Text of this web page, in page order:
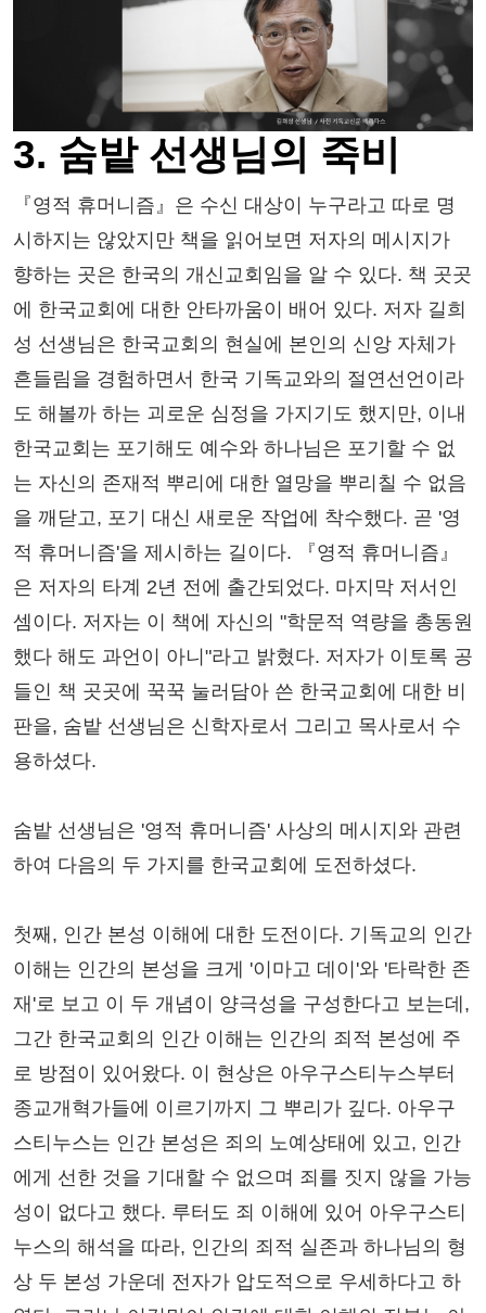
3. 숨밭 선생님의 죽비
『영적 휴머니즘』은 수신 대상이 누구라고 따로 명
시하지는 않았지만 책을 읽어보면 저자의 메시지가
향하는 곳은 한국의 개신교회임을 알 수 있다. 책 곳곳
에 한국교회에 대한 안타까움이 배어 있다. 저자 길희
성 선생님은 한국교회의 현실에 본인의 신앙 자체가
흔들림을 경험하면서 한국 기독교와의 절연선언이라
도 해볼까 하는 괴로운 심정을 가지기도 했지만, 이내
한국교회는 포기해도 예수와 하나님은 포기할 수 없
는 자신의 존재적 뿌리에 대한 열망을 뿌리칠 수 없음
을 깨닫고, 포기 대신 새로운 작업에 착수했다. 곧 '영
적 휴머니즘'을 제시하는 길이다. 『영적 휴머니즘』
은 저자의 타계 2년 전에 출간되었다. 마지막 저서인
셈이다. 저자는 이 책에 자신의 "학문적 역량을 총동원
했다 해도 과언이 아니"라고 밝혔다. 저자가 이토록 공
들인 책 곳곳에 꾹꾹 눌러담아 쓴 한국교회에 대한 비
판을, 숨밭 선생님은 신학자로서 그리고 목사로서 수
용하셨다.
숨밭 선생님은 '영적 휴머니즘' 사상의 메시지와 관련
하여 다음의 두 가지를 한국교회에 도전하셨다.
첫째, 인간 본성 이해에 대한 도전이다. 기독교의 인간
이해는 인간의 본성을 크게 '이마고 데이'와 '타락한 존
재'로 보고 이 두 개념이 양극성을 구성한다고 보는데,
그간 한국교회의 인간 이해는 인간의 죄적 본성에 주
로 방점이 있어왔다. 이 현상은 아우구스티누스부터
종교개혁가들에 이르기까지 그 뿌리가 깊다. 아우구
스티누스는 인간 본성은 죄의 노예상태에 있고, 인간
에게 선한 것을 기대할 수 없으며 죄를 짓지 않을 가능
성이 없다고 했다. 루터도 죄 이해에 있어 아우구스티
누스의 해석을 따라, 인간의 죄적 실존과 하나님의 형
상 두 본성 가운데 전자가 압도적으로 우세하다고 하